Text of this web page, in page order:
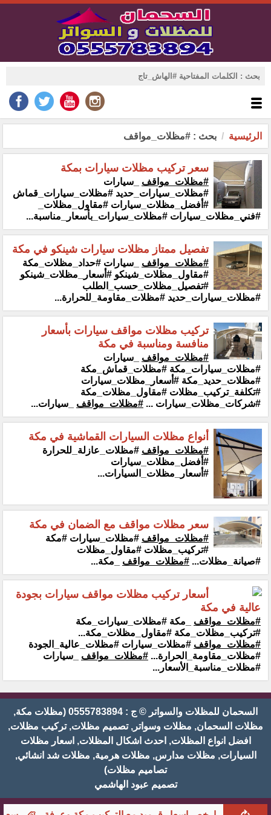
الرئيسية بحث : #مظلات_مواقف
سعر تركيب مظلات سيارات بمكة
#مظلات_مواقف _سيارات
#مظلات_سيارات_حديد #مظلات_سيارات_قماش
#أفضل_مظلات_سيارات #مقاول_مظلات_
#فني_مظلات_سيارات #مظلات_سيارات_بأسعار_مناسبة...
تفصيل ممتاز مظلات سيارات شينكو في مكة
#مظلات_مواقف _سيارات #حداد_مظلات_مكة
#مقاول_مظلات_شينكو #أسعار_مظلات_شينكو
#تفصيل_مظلات_حسب_الطلب
#مظلات_سيارات_حديد #مظلات_مقاومة_للحرارة...
تركيب مظلات مواقف سيارات بأسعار
منافسة ومناسبة في مكة
#مظلات_مواقف _سيارات
#مظلات_سيارات_مكة #مظلات_قماش_مكة
#مظلات_حديد_مكة #أسعار_مظلات_سيارات
#تكلفة_تركيب_مظلات #مقاول_مظلات_مكة
#شركات_مظلات_سيارات ... #مظلات_مواقف _سيارات...
أنواع مظلات السيارات القماشية في مكة
#مظلات_مواقف #مظلات_عازلة_للحرارة
#أفضل_مظلات_سيارات
#أسعار_مظلات_السيارات...
سعر مظلات مواقف مع الضمان في مكة
#مظلات_مواقف #مظلات_سيارات #مكة
#تركيب_مظلات #مقاول_مظلات
#صيانة_مظلات... #مظلات_مواقف _مكة...
أسعار تركيب مظلات مواقف سيارات بجودة
عالية في مكة
#مظلات_مواقف _مكة #مظلات_سيارات_مكة
#تركيب_مظلات_مكة #مقاول_مظلات_مكة...
#مظلات_مواقف #مظلات_سيارات #مظلات_عالية_الجودة
#مظلات_مقاومة_الحرارة... #مظلات_مواقف _سيارات
#مظلات_مناسبة_الأسعار...
السحمان للمظلات والسواتر © ج : 0555783894 (مظلات مكة,
مظلات السحمان, مظلات وسواتر, تصميم مظلات, تركيب مظلات,
افضل انواع المظلات, احدث اشكال المظلات, اسعار مظلات
السيارات, مظلات مدارس, مظلات هرمية, مظلات شد انشائي,
تصاميم مظلات)
تصميم عبود الهاشمي